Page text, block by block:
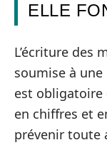
ELLE
L’écriture des
soumise à
est obligatoire
en chiffres et
prévenir toute